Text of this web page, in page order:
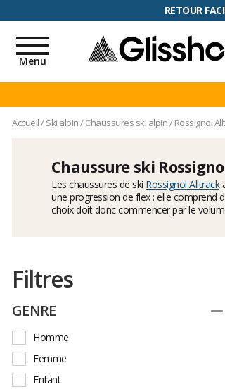
RETOUR
Toggle
navigation
Menu
Accueil/Ski alpin/Chaussures ski alpin/Rossignol
Chaussure ski
Les chaussures de ski Rossignol Alltrack
une progression de flex : elle comprend
choix doit donc commencer par le
Filtres
GENRE
Homme
Femme
Enfant